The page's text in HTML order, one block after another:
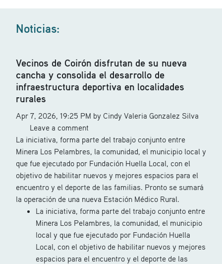
Noticias:
Vecinos de Coirón disfrutan de su nueva
cancha y consolida el desarrollo de
infraestructura deportiva en localidades
rurales
Apr 7, 2026, 19:25 PM by Cindy Valeria Gonzalez Silva
Leave a comment
La iniciativa, forma parte del trabajo conjunto entre
Minera Los Pelambres, la comunidad, el municipio local y
que fue ejecutado por Fundación Huella Local, con el
objetivo de habilitar nuevos y mejores espacios para el
encuentro y el deporte de las familias. Pronto se sumará
la operación de una nueva Estación Médico Rural.
La iniciativa, forma parte del trabajo conjunto entre
Minera Los Pelambres, la comunidad, el municipio
local y que fue ejecutado por Fundación Huella
Local, con el objetivo de habilitar nuevos y mejores
espacios para el encuentro y el deporte de las